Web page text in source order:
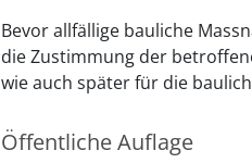
Bevor allfällige bauliche
die Zustimmung der
wie auch später für die
Öffentliche Auflage